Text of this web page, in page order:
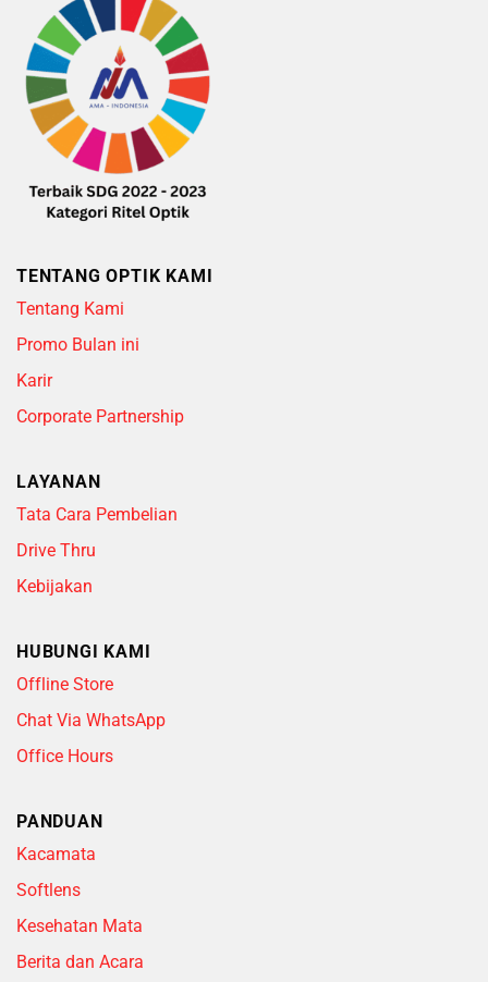
TENTANG OPTIK KAMI
Tentang Kami
Promo Bulan ini
Karir
Corporate Partnership
LAYANAN
Tata Cara Pembelian
Drive Thru
Kebijakan
HUBUNGI KAMI
Offline Store
Chat Via WhatsApp
Office Hours
PANDUAN
Kacamata
Softlens
Kesehatan Mata
Berita dan Acara